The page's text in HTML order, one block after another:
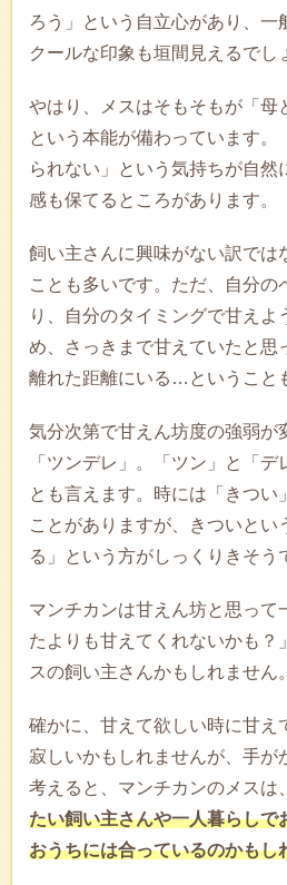
ろう」という自立心があり、一
クールな印象も垣間見えるでし
やはり、メスはそもそもが「母
という本能が備わっています。
られない」という気持ちが自然
感も保てるところがあります。
飼い主さんに興味がない訳では
ことも多いです。ただ、自分の
り、自分のタイミングで甘えよ
め、さっきまで甘えていたと思
離れた距離にいる…ということ
気分次第で甘えん坊度の強弱が
「ツンデレ」。「ツン」と「
とも言えます。時には「きつい
ことがありますが、きついとい
る」という方がしっくりきそう
マンチカンは甘えん坊と思って
たよりも甘えてくれないかも？
スの飼い主さんかもしれません。
確かに、甘えて欲しい時に甘え
寂しいかもしれませんが、手が
考えると、マンチカンのメスは、
たい飼い主さんや一人暮らしで
おうちには合っているのかもし